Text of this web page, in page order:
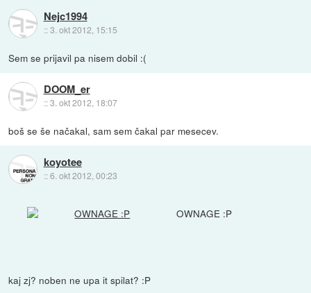
Nejc1994
::3. okt 2012, 15:15
Sem se prijavil pa nisem dobil :(
DOOM_er
::3. okt 2012, 18:07
boš se še načakal, sam sem čakal par mesecev.
koyotee
::6. okt 2012, 00:23
OWNAGE :P
kaj zj? noben ne upa it spilat? :P